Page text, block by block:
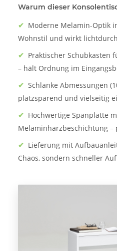
Warum dieser
✔ Moderne Melamin-Optik
Wohnstil und wirkt
✔ Praktischer Schubkasten
– hält Ordnung im
✔ Schlanke Abmessungen
platzsparend und vielseitig
✔ Hochwertige Spanplatte
Melaminharzbeschichtung
✔ Lieferung mit
Chaos, sondern schneller